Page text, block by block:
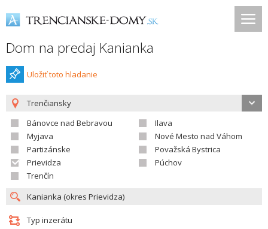
Dom na predaj Kanianka
Uložiť toto hladanie
Trenčiansky
Bánovce nad Bebravou
Ilava
Myjava
Nové Mesto nad Váhom
Partizánske
Považská Bystrica
Prievidza
Púchov
Trenčín
Typ inzerátu